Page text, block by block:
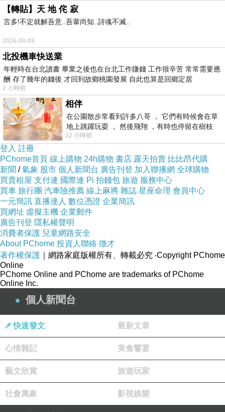
.........................................
Music :「月牙灣」By: FIR飛兒樂團
【轉貼】天 地 侘 寂
言多!不定就解吾意..吾輩尚知..詩魂不滅..
2026-08-09
北投機車快送業
年輕時在台北讀書 畢業之後也在台北工作賺錢 工作很辛苦 常常需要應
酬 存了幾年的錢後 才回到故鄉桃園發展 自此也算是回鄉定居
2 小時前
相伴
在公園散步常看到許多八哥 ， 它們有時候會在草
地上跳躍玩耍 ， 然後飛翔 ，有時也停留在樹枝
上，它們身軀是咖啡色的，鳥喙是黃色
22 小時前
登入 註冊
PChome首頁 線上購物 24h購物 書店 露天拍賣 比比昂代購
新聞 /氣象 股市 個人新聞台 廣告刊登 加入聯播網 全球購物
買賣租屋 支付連 國際連 Pi 拍錢包 旅遊 服務中心
買車 旅行團 汽車險推薦 線上麻將 雜誌 星座命理 會員中心
一元簡訊 直播達人 數位憑證 企業簡訊
買網址 虛擬主機 企業郵件
廣告刊登 隱私權聲明
消費者保護 兒童網路安全
About PChome 投資人聯絡 徵才
著作權保護 ｜網路家庭版權所有、轉載必究 ‧Copyright PChome
Online
PChome Online and PChome are trademarks of PChome
Online Inc.
個人新聞台
快速發文 最新文章
心情雜記 美食饗宴
藝文欣賞 旅遊玩家
社會萬象 影視娛樂